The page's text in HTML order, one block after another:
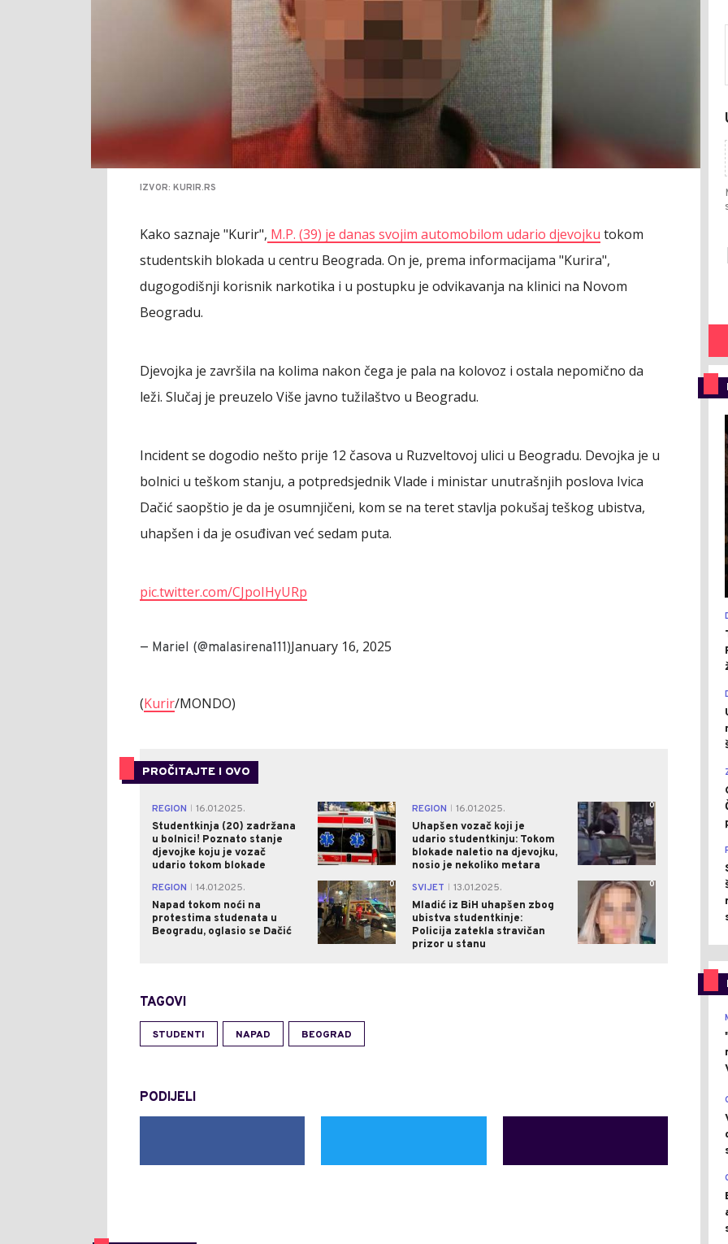
IZVOR: KURIR.RS
Kako saznaje "Kurir", M.P. (39) je danas svojim automobilom udario djevojku tokom
studentskih blokada u centru Beograda. On je, prema informacijama "Kurira",
dugogodišnji korisnik narkotika i u postupku je odvikavanja na klinici na Novom
Beogradu.
Djevojka je završila na kolima nakon čega je pala na kolovoz i ostala nepomično da
leži. Slučaj je preuzelo Više javno tužilaštvo u Beogradu.
Incident se dogodio nešto prije 12 časova u Ruzveltovoj ulici u Beogradu. Devojka je u
bolnici u teškom stanju, a potpredsjednik Vlade i ministar unutrašnjih poslova Ivica
Dačić saopštio je da je osumnjičeni, kom se na teret stavlja pokušaj teškog ubistva,
uhapšen i da je osuđivan već sedam puta.
pic.twitter.com/CJpoIHyURp
— Mariel (@malasirena111)January 16, 2025
(Kurir/MONDO)
PROČITAJTE I OVO
REGION
16.01.2025.
Studentkinja (20) zadržana
u bolnici! Poznato stanje
djevojke koju je vozač
udario tokom blokade
3 REGION
16.01.2025.
Uhapšen vozač koji je
udario studentkinju: Tokom
blokade naletio na djevojku,
nosio je nekoliko metara
0
REGION
14.01.2025.
Napad tokom noći na
protestima studenata u
Beogradu, oglasio se Dačić
0 SVIJET
13.01.2025.
Mladić iz BiH uhapšen zbog
ubistva studentkinje:
Policija zatekla stravičan
prizor u stanu
0
TAGOVI
STUDENTI NAPAD BEOGRAD
PODIJELI